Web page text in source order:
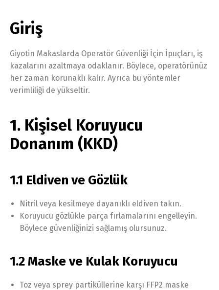
Giriş
Giyotin Makaslarda Operatör Güvenliği İçin İpuçları, iş
kazalarını azaltmaya odaklanır. Böylece, operatörünüz
her zaman korunaklı kalır. Ayrıca bu yöntemler
verimliliği de yükseltir.
1. Kişisel Koruyucu
Donanım (KKD)
1.1 Eldiven ve Gözlük
Nitril veya kesilmeye dayanıklı eldiven takın.
Koruyucu gözlükle parça fırlamalarını engelleyin.
Böylece güvenliğinizi sağlamış olursunuz.
1.2 Maske ve Kulak Koruyucu
Toz veya sprey partiküllerine karşı FFP2 maske